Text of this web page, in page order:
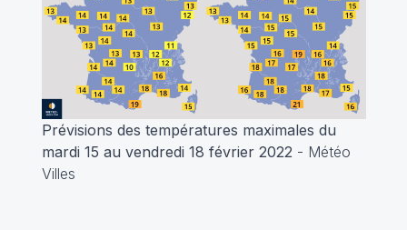
Prévisions des températures maximales du
mardi 15 au vendredi 18 février 2022 - Météo
Villes